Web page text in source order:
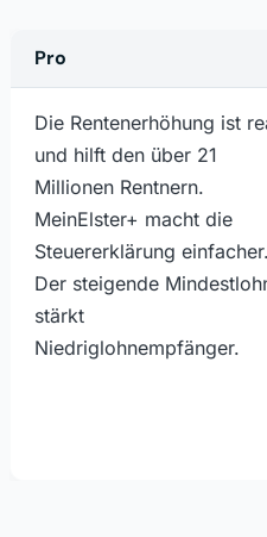
Pro
Die Rentenerhöhung ist
und hilft den über 21
Millionen Rentnern.
MeinElster+ macht die
Steuererklärung einfacher.
Der steigende
stärkt
Niedriglohnempfänger.